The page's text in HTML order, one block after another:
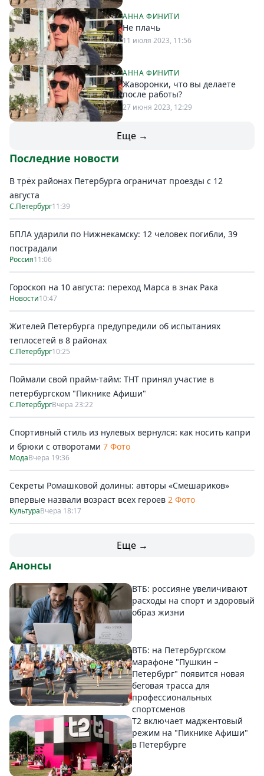
АННА ФИНИТИ
Не плачь
11 июля 2023, 11:56
АННА ФИНИТИ
Жаворонки, что вы делаете
после работы?
27 июня 2023, 12:29
Еще →
Последние новости
В трёх районах Петербурга ограничат проезды с 12
августа
С.Петербург11:39
БПЛА ударили по Нижнекамску: 12 человек погибли, 39
пострадали
Россия11:06
Гороскоп на 10 августа: переход Марса в знак Рака
Новости10:47
Жителей Петербурга предупредили об испытаниях
теплосетей в 8 районах
С.Петербург10:25
Поймали свой прайм-тайм: ТНТ принял участие в
петербургском "Пикнике Афиши"
С.ПетербургВчера 23:22
Спортивный стиль из нулевых вернулся: как носить капри
и брюки с отворотами 7 Фото
МодаВчера 19:36
Секреты Ромашковой долины: авторы «Смешариков»
впервые назвали возраст всех героев 2 Фото
КультураВчера 18:17
Еще →
Анонсы
ВТБ: россияне увеличивают
расходы на спорт и здоровый
образ жизни
ВТБ: на Петербургском
марафоне "Пушкин –
Петербург" появится новая
беговая трасса для
профессиональных
спортсменов
Т2 включает маджентовый
режим на "Пикнике Афиши"
в Петербурге